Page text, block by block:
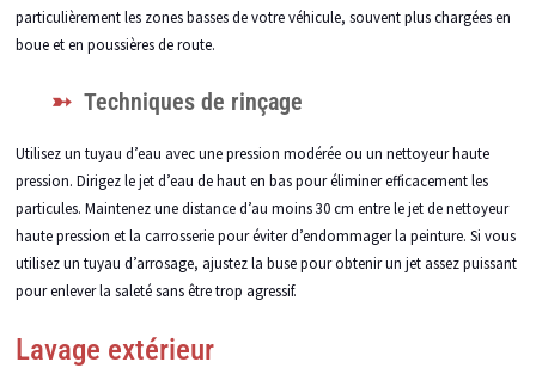
particulièrement les zones basses de votre véhicule, souvent plus chargées en
boue et en poussières de route.
Techniques de rinçage
Utilisez un tuyau d’eau avec une pression modérée ou un nettoyeur haute
pression. Dirigez le jet d’eau de haut en bas pour éliminer efficacement les
particules. Maintenez une distance d’au moins 30 cm entre le jet de nettoyeur
haute pression et la carrosserie pour éviter d’endommager la peinture. Si vous
utilisez un tuyau d’arrosage, ajustez la buse pour obtenir un jet assez puissant
pour enlever la saleté sans être trop agressif.
Lavage extérieur